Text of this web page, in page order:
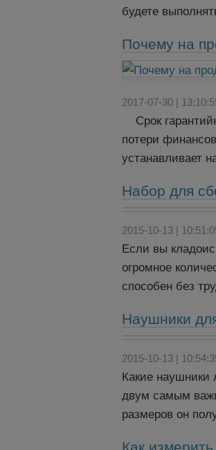
будете
Почему на
2017-07-30 |
Срок
потери
устанавливает
Набор для
2015-10-13 |
Если вы
огромное
способен без
Наушники
2015-10-13 |
Какие наушники
двум самым
размеров он
Как